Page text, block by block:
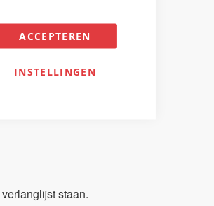
ACCEPTEREN
INSTELLINGEN
van Oneroomliving
in onderhoud,
opnieuw
staan.